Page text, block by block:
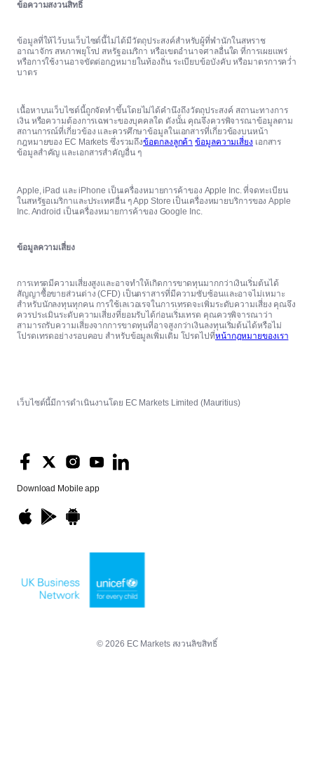
ข้อความสงวนสิทธิ์
ข้อมูลที่ให้ไว้บนเว็บไซต์นี้ไม่ได้มีวัตถุประสงค์สำหรับผู้ที่พำนักในสหราช
อาณาจักร สหภาพยุโรป สหรัฐอเมริกา หรือเขตอำนาจศาลอื่นใด ที่การเผยแพร่
หรือการใช้งานอาจขัดต่อกฎหมายในท้องถิ่น ระเบียบข้อบังคับ หรือมาตรการคว่ำ
บาตร
เนื้อหาบนเว็บไซต์นี้ถูกจัดทำขึ้นโดยไม่ได้คำนึงถึงวัตถุประสงค์ สถานะทางการ
เงิน หรือความต้องการเฉพาะของบุคคลใด ดังนั้น คุณจึงควรพิจารณาข้อมูลตาม
สถานการณ์ที่เกี่ยวข้อง และควรศึกษาข้อมูลในเอกสารที่เกี่ยวข้องบนหน้า
กฎหมายของ EC Markets ซึ่งรวมถึงข้อตกลงลูกค้า ข้อมูลความเสี่ยง เอกสาร
ข้อมูลสำคัญ และเอกสารสำคัญอื่น ๆ
Apple, iPad และ iPhone เป็นเครื่องหมายการค้าของ Apple Inc. ที่จดทะเบียน
ในสหรัฐอเมริกาและประเทศอื่น ๆ App Store เป็นเครื่องหมายบริการของ Apple
Inc. Android เป็นเครื่องหมายการค้าของ Google Inc.
ข้อมูลความเสี่ยง
การเทรดมีความเสี่ยงสูงและอาจทำให้เกิดการขาดทุนมากกว่าเงินเริ่มต้นได้
สัญญาซื้อขายส่วนต่าง (CFD) เป็นตราสารที่มีความซับซ้อนและอาจไม่เหมาะ
สำหรับนักลงทุนทุกคน การใช้เลเวอเรจในการเทรดจะเพิ่มระดับความเสี่ยง คุณจึง
ควรประเมินระดับความเสี่ยงที่ยอมรับได้ก่อนเริ่มเทรด คุณควรพิจารณาว่า
สามารถรับความเสี่ยงจากการขาดทุนที่อาจสูงกว่าเงินลงทุนเริ่มต้นได้หรือไม่
โปรดเทรดอย่างรอบคอบ สำหรับข้อมูลเพิ่มเติม โปรดไปที่หน้ากฎหมายของเรา
Download Mobile app
เว็บไซต์นี้มีการดำเนินงานโดย EC Markets Limited (Mauritius)
© 2026 EC Markets สงวนลิขสิทธิ์